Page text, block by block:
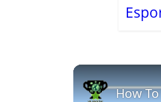
How